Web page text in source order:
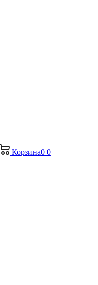
Корзина0 0